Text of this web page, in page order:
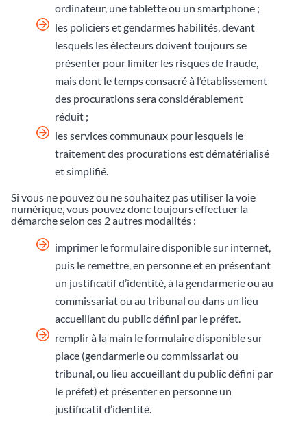
ordinateur, une tablette ou un smartphone ;
les policiers et gendarmes habilités, devant
lesquels les électeurs doivent toujours se
présenter pour limiter les risques de fraude,
mais dont le temps consacré à l’établissement
des procurations sera considérablement
réduit ;
les services communaux pour lesquels le
traitement des procurations est dématérialisé
et simplifié.
Si vous ne pouvez ou ne souhaitez pas utiliser la voie
numérique, vous pouvez donc toujours effectuer la
démarche selon ces 2 autres modalités :
imprimer le formulaire disponible sur internet,
puis le remettre, en personne et en présentant
un justificatif d’identité, à la gendarmerie ou au
commissariat ou au tribunal ou dans un lieu
accueillant du public défini par le préfet.
remplir à la main le formulaire disponible sur
place (gendarmerie ou commissariat ou
tribunal, ou lieu accueillant du public défini par
le préfet) et présenter en personne un
justificatif d’identité.